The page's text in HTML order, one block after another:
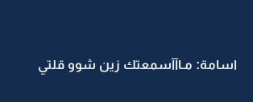
اسامة: مـاآآسمعتك زين شوو قلتي